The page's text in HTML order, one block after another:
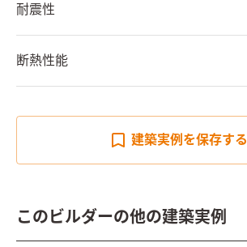
耐震性
断熱性能
建築実例を保存する
このビルダーの他の建築実例